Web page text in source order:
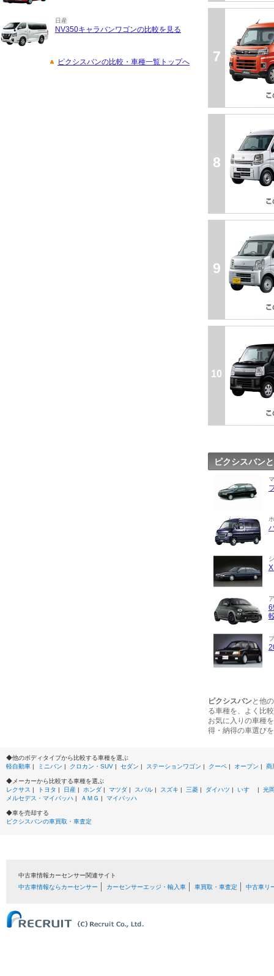
日産
NV350キャラバンワゴンの比較を見る
ピクシスバンの比較・車種一覧トップへ 7
8
9
10
ピクシスバン
ピクシスバンと他
る車種を、よく比
お気に入りの車種
得・納得の車選び
◆他のボディタイプから比較する車種を選ぶ
軽自動車 | ミニバン | クロカン・SUV | セダン | ステーションワゴン | クーペ | オープン | 商
◆メーカーから比較する車種を選ぶ
レクサス | トヨタ | 日産 | ホンダ | マツダ | スバル | スズキ | 三菱 | ダイハツ | いすゞ |
光
メルセデス・マイバッハ | ＡＭＧ | マイバッハ
◆車を売却する
ピクシスバンの車買取・車査定
中古車情報カーセンサー関連サイト
中古車情報ならカーセンサー
カーセンサーエッジ・輸入車 車買取・車査定 中古車リ